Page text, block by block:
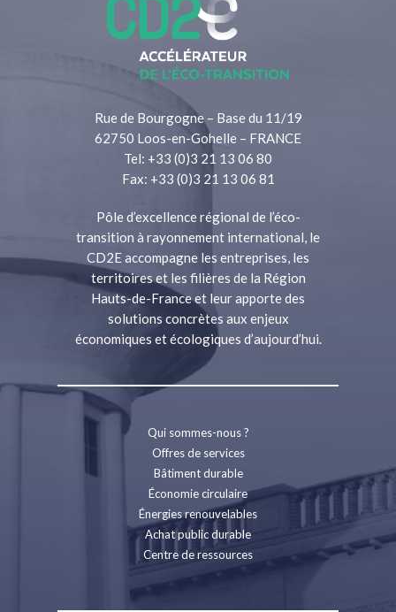
Rue de Bourgogne – Base du 11/19
62750 Loos-en-Gohelle – FRANCE
Tel: +33 (0)3 21 13 06 80
Fax: +33 (0)3 21 13 06 81
Pôle d’excellence régional de l’éco-
transition à rayonnement international, le
CD2E accompagne les entreprises, les
territoires et les filières de la Région
Hauts-de-France et leur apporte des
solutions concrètes aux enjeux
économiques et écologiques d’aujourd’hui.
Qui sommes-nous ?
Offres de services
Bâtiment durable
Économie circulaire
Énergies renouvelables
Achat public durable
Centre de ressources